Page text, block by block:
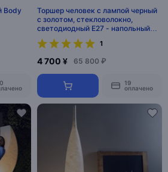
Body
Торшер человек с лампой черный
с золотом, стекловолокно,
светодиодный E27 - напольный
светильник
1
4 700 ¥ 65 800 ₽
19
оплачено